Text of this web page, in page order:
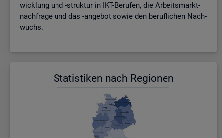
wick­lung und -struk­tur in IKT-Be­ru­fen, die Ar­beits­markt­
nach­fra­ge und das -an­ge­bot sowie den be­ruf­li­chen Nach­
wuchs.
Sta­tis­ti­ken nach Re­gio­nen